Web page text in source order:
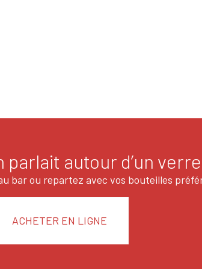
parlait autour d’un
bar ou repartez avec vos bouteilles
ACHETER EN LIGNE